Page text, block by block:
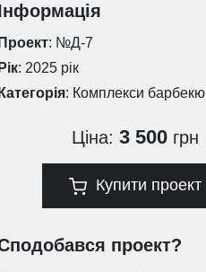
Проект: №Д-7
Рік: 2025 рік
Категорія: Комплекси барбекю
Ціна: 3 500 грн
Купити проект
проект?